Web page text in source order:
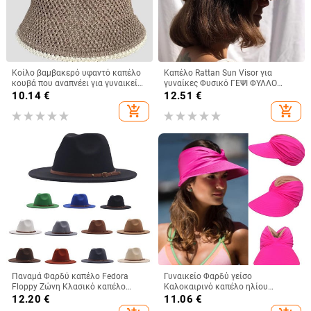
Κοίλο βαμβακερό υφαντό καπέλο
κουβά που αναπνέει για γυναικεία
μόδα 2023 καλοκαιρινά
καλύμματα μικρής μαρκίζας για
κυρίες Πλεκτό καπέλο νιπτήρα
10.14€
add_shopping_cart
Καπέλο Rattan Sun Visor για
γυναίκες Φυσικό ΓΕΨΙ ΦΥΛΛΟ
ΦΟΙΝΑΚΗΣ Φαρδύ γείσο
αντηλιακό καπέλο για κορίτσια
Καλοκαιρινό ψάθινο καπέλο
12.51 €
add_shopping_cart
Παναμά Φαρδύ καπέλο Fedora
Floppy Ζώνη Κλασικό καπέλο
μάλλινη πόρπη Γυναικεία καπέλα
12.20 €
Γυναικείο Φαρδύ γείσο
Καλοκαιρινό καπέλο ηλίου
εξωτερικού χώρου Ανοιχτό
καπέλο γυναικείο αντηλιακό
11.06 €